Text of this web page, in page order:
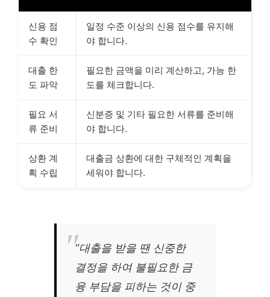
신용 점
수 확인
일정 수준 이상의 신용 점수를 유지해
야 합니다.
대출 한
도 파악
필요한 금액을 미리 계산하고, 가능 한
도를 체크합니다.
필요 서
류 준비
신분증 및 기타 필요한 서류를 준비해
야 합니다.
상환 계
획 수립
대출금 상환에 대한 구체적인 계획을
세워야 합니다.
“대출을 받을 땐 신중한
결정을 하여 불필요한 금
융 부담을 피하는 것이 중